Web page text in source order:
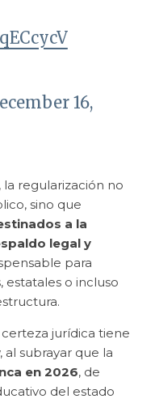
16,
regularización no
sino que
a la
legal y
para
estatales o incluso
jurídica tiene
al subrayar que la
en 2026, de
del estado